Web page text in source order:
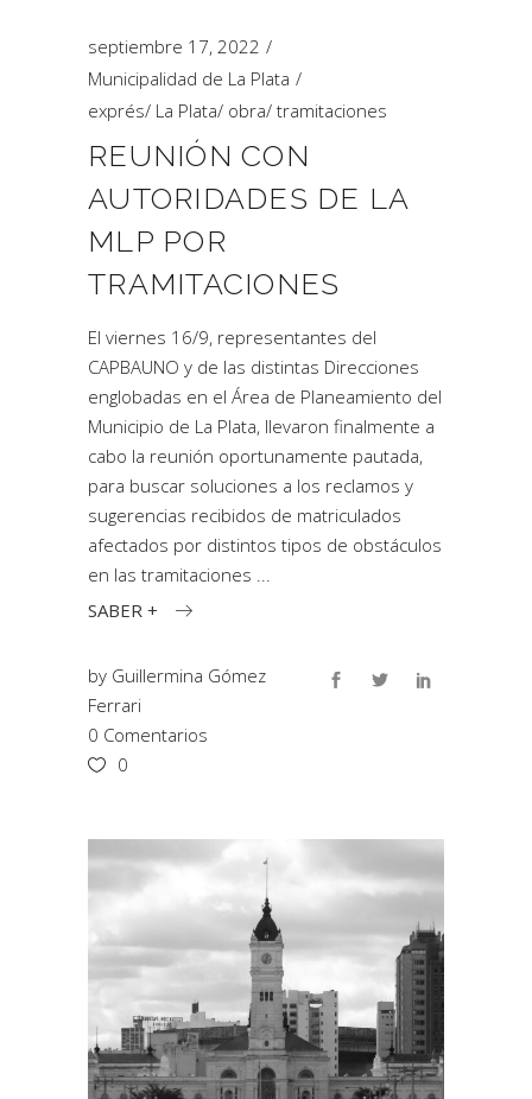
septiembre 17, 2022
Municipalidad de La Plata
exprés/ La Plata/ obra/ tramitaciones
REUNIÓN CON
AUTORIDADES DE LA
MLP POR
TRAMITACIONES
El viernes 16/9, representantes del
CAPBAUNO y de las distintas Direcciones
englobadas en el Área de Planeamiento del
Municipio de La Plata, llevaron finalmente a
cabo la reunión oportunamente pautada,
para buscar soluciones a los reclamos y
sugerencias recibidos de matriculados
afectados por distintos tipos de obstáculos
en las tramitaciones
SABER +
by Guillermina Gómez
Ferrari
0 Comentarios
0